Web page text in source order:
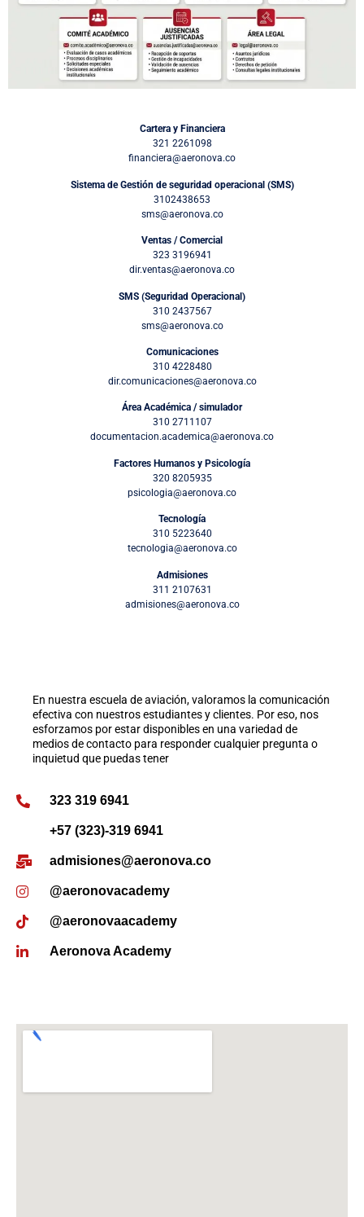
Cartera y Financiera
321 2261098
financiera@aeronova.co
Sistema de Gestión de seguridad operacional (SMS)
3102438653
sms@aeronova.co
Ventas / Comercial
323 3196941
dir.ventas@aeronova.co
SMS (Seguridad Operacional)
310 2437567
sms@aeronova.co
Comunicaciones
310 4228480
dir.comunicaciones@aeronova.co
Área Académica / simulador
310 2711107
documentacion.academica@aeronova.co
Factores Humanos y Psicología
320 8205935
psicologia@aeronova.co
Tecnología
310 5223640
tecnologia@aeronova.co
Admisiones
311 2107631
admisiones@aeronova.co
En nuestra escuela de aviación, valoramos la comunicación
efectiva con nuestros estudiantes y clientes. Por eso, nos
esforzamos por estar disponibles en una variedad de
medios de contacto para responder cualquier pregunta o
inquietud que puedas tener
323 319 6941
+57 (323)-319 6941
admisiones@aeronova.co
@aeronovacademy
@aeronovaacademy
Aeronova Academy